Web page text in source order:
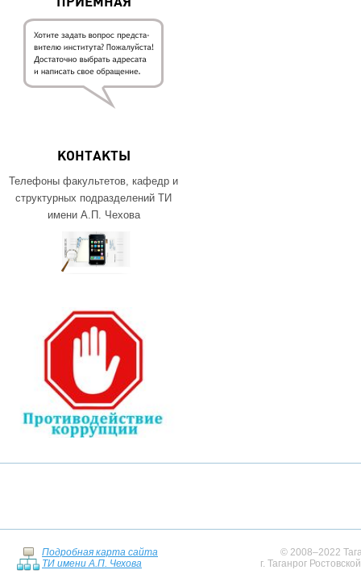
ПРИЕМНАЯ
КОНТАКТЫ
Телефоны факультетов, кафедр и
структурных подразделений ТИ
имени А.П. Чехова
Подробная карта сайта
ТИ имени А.П. Чехова
© 2008–2022
г. Таганрог